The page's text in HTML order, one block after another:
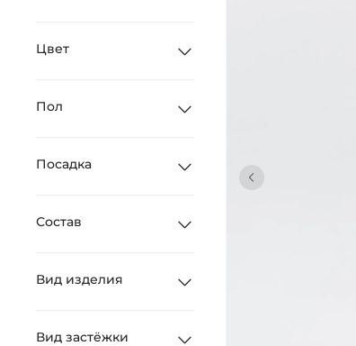
Цвет
Пол
Посадка
Состав
Вид изделия
Вид застёжки